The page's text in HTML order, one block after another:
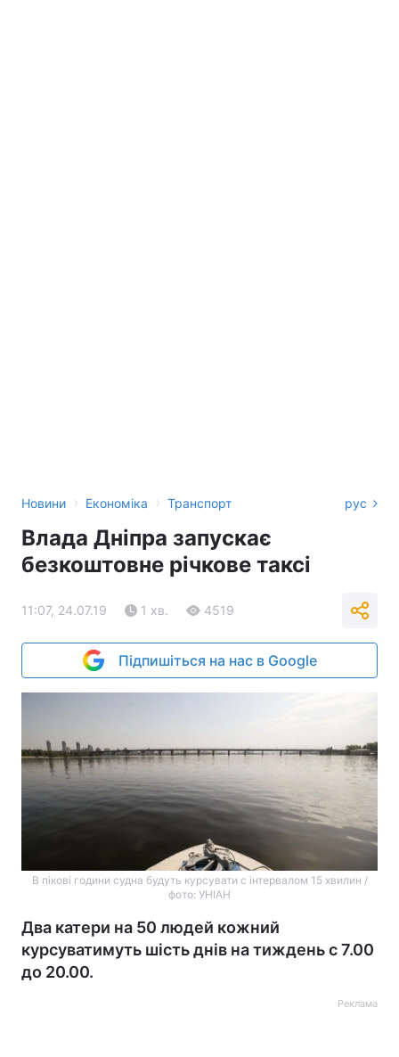
Новини › Економіка › Транспорт рус
Влада Дніпра запускає
безкоштовне річкове таксі
11:07, 24.07.19 1 хв. 4519
Підпишіться на нас в Google
В пікові години судна будуть курсувати с інтервалом 15 хвилин /
фото: УНІАН
Два катери на 50 людей кожний
курсуватимуть шість днів на тиждень с 7.00
до 20.00.
Реклама